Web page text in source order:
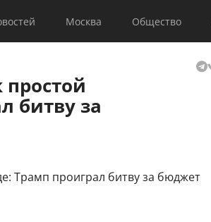
Москва Общество
битву за